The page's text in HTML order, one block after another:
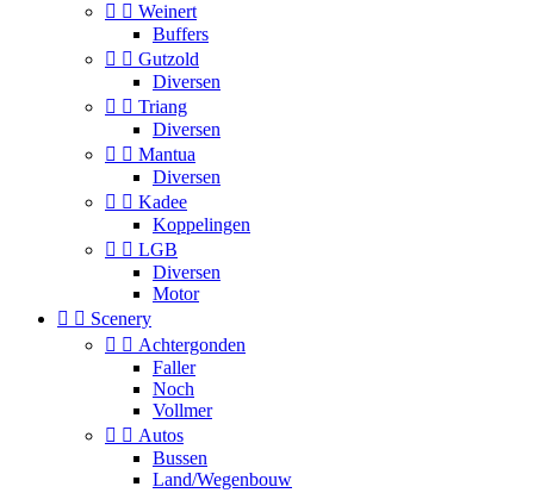
  Weinert
Buffers
  Gutzold
Diversen
  Triang
Diversen
  Mantua
Diversen
  Kadee
Koppelingen
  LGB
Diversen
Motor
  Scenery
  Achtergonden
Faller
Noch
Vollmer
  Autos
Bussen
Land/Wegenbouw